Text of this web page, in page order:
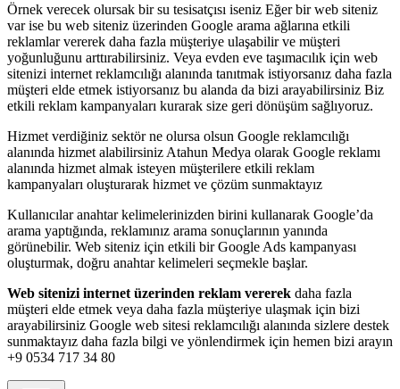
Örnek verecek olursak bir su tesisatçısı iseniz Eğer bir web siteniz
var ise bu web siteniz üzerinden Google arama ağlarına etkili
reklamlar vererek daha fazla müşteriye ulaşabilir ve müşteri
yoğunluğunu arttırabilirsiniz. Veya evden eve taşımacılık için web
sitenizi internet reklamcılığı alanında tanıtmak istiyorsanız daha fazla
müşteri elde etmek istiyorsanız bu alanda da bizi arayabilirsiniz Biz
etkili reklam kampanyaları kurarak size geri dönüşüm sağlıyoruz.
Hizmet verdiğiniz sektör ne olursa olsun Google reklamcılığı
alanında hizmet alabilirsiniz Atahun Medya olarak Google reklamı
alanında hizmet almak isteyen müşterilere etkili reklam
kampanyaları oluşturarak hizmet ve çözüm sunmaktayız
Kullanıcılar anahtar kelimelerinizden birini kullanarak Google’da
arama yaptığında, reklamınız arama sonuçlarının yanında
görünebilir. Web siteniz için etkili bir Google Ads kampanyası
oluşturmak, doğru anahtar kelimeleri seçmekle başlar.
Web sitenizi internet üzerinden reklam vererek daha fazla
müşteri elde etmek veya daha fazla müşteriye ulaşmak için bizi
arayabilirsiniz Google web sitesi reklamcılığı alanında sizlere destek
sunmaktayız daha fazla bilgi ve yönlendirmek için hemen bizi arayın
+9 0534 717 34 80